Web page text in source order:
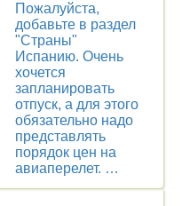
Пожалуйста,
добавьте в раздел
"Страны"
Испанию. Очень
хочется
запланировать
отпуск, а для этого
обязательно надо
представлять
порядок цен на
авиаперелет. …